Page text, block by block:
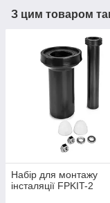
З цим товаром
Набір для монтажу
інсталяції FPKIT-2